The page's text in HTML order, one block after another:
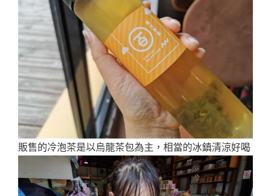
販售的冷泡茶是以烏龍茶包為主，相當的冰鎮清涼好喝